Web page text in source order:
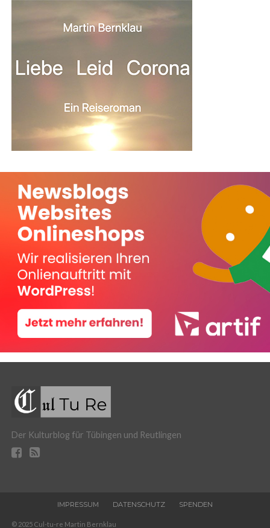
Der Kulturblog für Tübingen und Reutlingen
IMPRESSUM DATENSCHUTZ SPENDEN
© 2025 Cul-tu-re Martin Bernklau